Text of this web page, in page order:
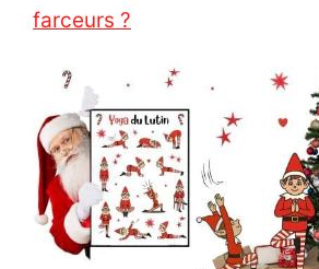
farceurs ?